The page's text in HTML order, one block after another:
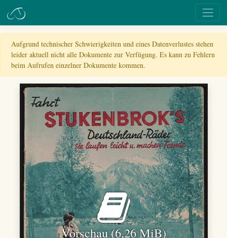
Aufgrund technischer Schwierigkeiten und eines Datenverlustes stehen
leider aktuell nicht alle Dokumente zur Verfügung. Es kann zu Fehlern
beim Aufrufen einzelner Dokumente kommen.
Vorschau (6,26 MiB)